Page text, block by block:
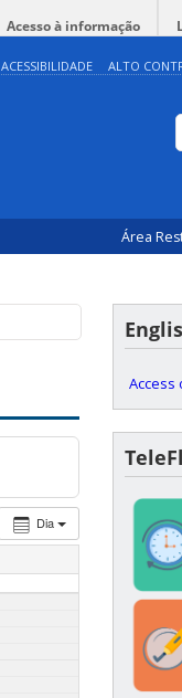
Acesso à informação
ACESSIBILIDADE ALTO
Área
Dia
Access